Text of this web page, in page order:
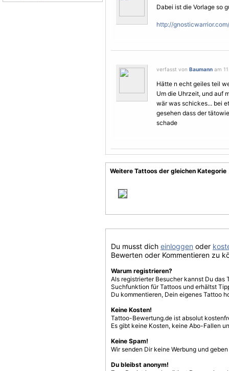
Dabei ist die Vorlage so
http://
verfasst von Baumann am
Hätte n echt geiles teil
Um die Uhrzeit, und auf
wär was schickes... bei
gesehen dass der
schade
Weitere Tattoos der gleichen Kategorie
Du musst dich einloggen oder
Bewerten oder Kommentieren zu
Warum registrieren?
Als registrierter Besucher kannst Du
Suchfunktion für Tattoos und erhältst
Du kommentieren, Dein eigenes Tattoo
Keine Kosten!
Tattoo-Bewertung.de ist absolut
Es gibt keine Kosten, keine Abo-Fallen
Keine Spam!
Wir senden Dir keine Werbung und
Du bleibst anonym!